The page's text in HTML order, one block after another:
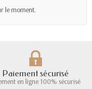
le moment.
Paiement sécurisé
en ligne 100% sécurisé